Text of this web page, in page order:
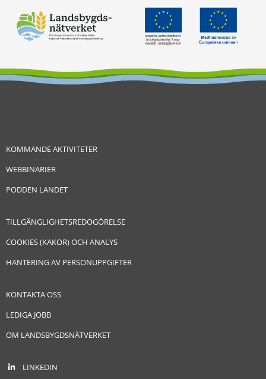
KOMMANDE AKTIVITETER
WEBBINARIER
PODDEN LANDET
TILLGÄNGLIGHETSREDOGÖRELSE
COOKIES (KAKOR) OCH ANALYS
HANTERING AV PERSONUPPGIFTER
KONTAKTA OSS
LEDIGA JOBB
OM LANDSBYGDSNÄTVERKET
LINKEDIN